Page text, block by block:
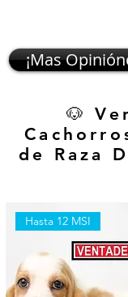
¡Mas
🐶
de Raza
Hasta 12 MSI